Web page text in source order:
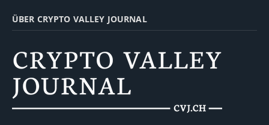
ÜBER CRYPTO VALLEY JOURNAL